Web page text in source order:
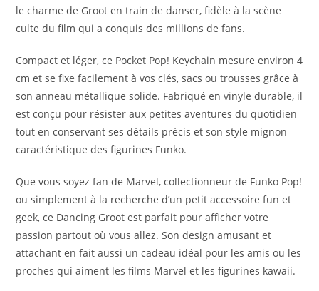
le charme de Groot en train de danser, fidèle à la scène
culte du film qui a conquis des millions de fans.
Compact et léger, ce Pocket Pop! Keychain mesure environ 4
cm et se fixe facilement à vos clés, sacs ou trousses grâce à
son anneau métallique solide. Fabriqué en vinyle durable, il
est conçu pour résister aux petites aventures du quotidien
tout en conservant ses détails précis et son style mignon
caractéristique des figurines Funko.
Que vous soyez fan de Marvel, collectionneur de Funko Pop!
ou simplement à la recherche d’un petit accessoire fun et
geek, ce Dancing Groot est parfait pour afficher votre
passion partout où vous allez. Son design amusant et
attachant en fait aussi un cadeau idéal pour les amis ou les
proches qui aiment les films Marvel et les figurines kawaii.